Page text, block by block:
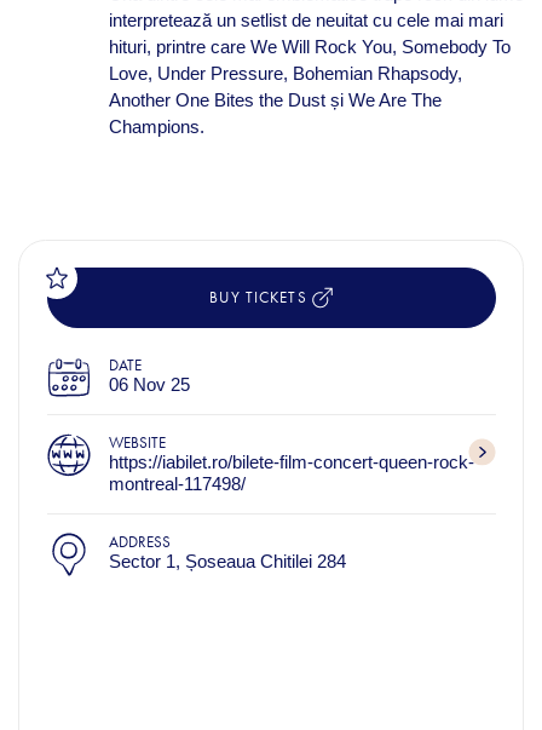
interpretează un setlist de neuitat cu cele mai mari
hituri, printre care We Will Rock You, Somebody To
Love, Under Pressure, Bohemian Rhapsody,
Another One Bites the Dust și We Are The
Champions.
BUY TICKETS
DATE
06 Nov 25
WEBSITE
https://iabilet.ro/bilete-film-concert-queen-rock-
montreal-117498/
ADDRESS
Sector 1, Șoseaua Chitilei 284